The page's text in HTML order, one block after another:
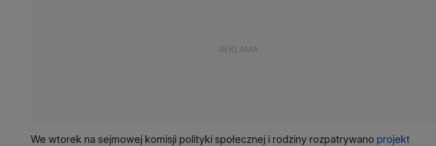
We wtorek na sejmowej komisji polityki społecznej i rodziny rozpatrywano projekt